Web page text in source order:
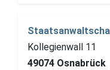
Kollegienwall 11
49074 Osnabrück